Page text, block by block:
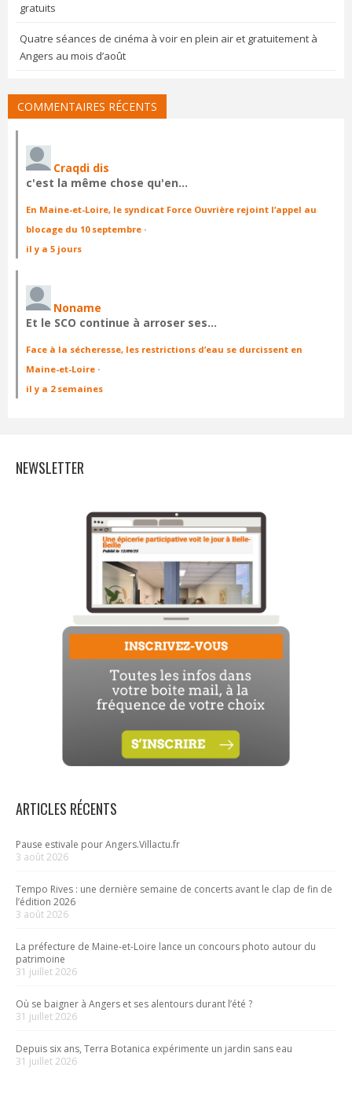
gratuits
Quatre séances de cinéma à voir en plein air et gratuitement à
Angers au mois d’août
COMMENTAIRES RÉCENTS
Craqdi dis
c'est la même chose qu'en…
En Maine-et-Loire, le syndicat Force Ouvrière rejoint l’appel au
blocage du 10 septembre ·
il y a 5 jours
Noname
Et le SCO continue à arroser ses…
Face à la sécheresse, les restrictions d’eau se durcissent en
Maine-et-Loire ·
il y a 2 semaines
NEWSLETTER
ARTICLES RÉCENTS
Pause estivale pour Angers.Villactu.fr
3 août 2026
Tempo Rives : une dernière semaine de concerts avant le clap de fin de
l’édition 2026
3 août 2026
La préfecture de Maine-et-Loire lance un concours photo autour du
patrimoine
31 juillet 2026
Où se baigner à Angers et ses alentours durant l’été ?
31 juillet 2026
Depuis six ans, Terra Botanica expérimente un jardin sans eau
31 juillet 2026